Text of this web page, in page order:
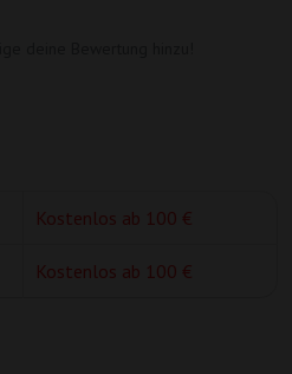
Kostenlos ab 100 €
Kostenlos ab 100 €